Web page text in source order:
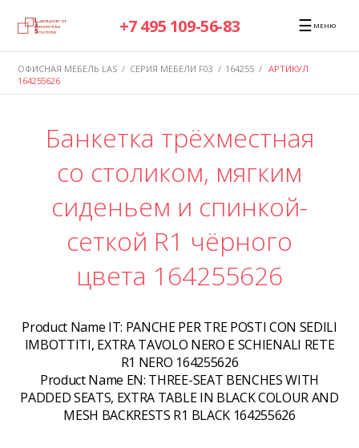
+7 495 109-56-83 ☰ МЕНЮ
ОФИСНАЯ МЕБЕЛЬ LAS / СЕРИЯ МЕБЕЛИ F03 / 164255 / АРТИКУЛ
164255626
Банкетка трёхместная
со столиком, мягким
сиденьем и спинкой-
сеткой R1 чёрного
цвета 164255626
Product Name IT: PANCHE PER TRE POSTI CON SEDILI
IMBOTTITI, EXTRA TAVOLO NERO E SCHIENALI RETE
R1 NERO 164255626
Product Name EN: THREE-SEAT BENCHES WITH
PADDED SEATS, EXTRA TABLE IN BLACK COLOUR AND
MESH BACKRESTS R1 BLACK 164255626